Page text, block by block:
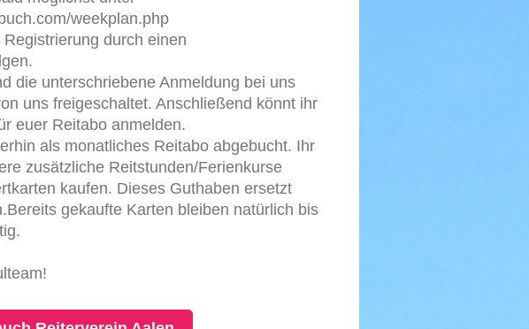
weekplan.php
durch einen
die unterschriebene Anmeldung bei uns
uns freigeschaltet. Anschließend könnt ihr
euer Reitabo anmelden.
als monatliches Reitabo abgebucht. Ihr
zusätzliche Reitstunden/Ferienkurse
kaufen. Dieses Guthaben ersetzt
gekaufte Karten bleiben natürlich bis